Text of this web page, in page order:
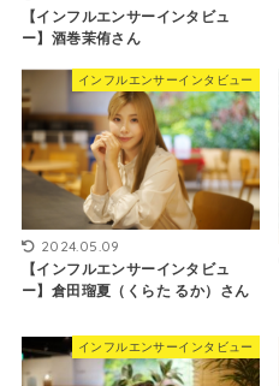
【インフルエンサーインタビュ
ー】酒巻茉侑さん
インフルエンサーインタビュー
2024.05.09
【インフルエンサーインタビュ
ー】倉田瑠夏（くらた るか）さん
インフルエンサーインタビュー